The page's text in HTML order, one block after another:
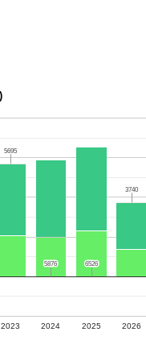
2023 2024 2025 2026
5695
5695
5876
5876 6526
6526
3740
3740